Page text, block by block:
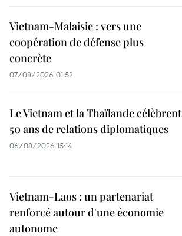
Vietnam-Malaisie : vers une
coopération de défense plus
concrète
07/08/2026 01:52
Le Vietnam et la Thaïlande célèbrent
50 ans de relations diplomatiques
06/08/2026 15:14
Vietnam-Laos : un partenariat
renforcé autour d'une économie
autonome